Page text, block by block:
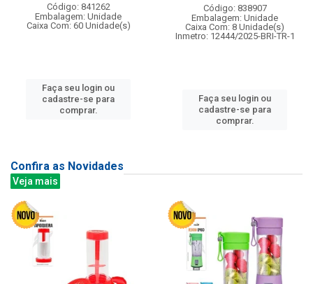
Código: 841262
Embalagem: Unidade
Caixa Com: 60 Unidade(s)
Faça seu login ou
cadastre-se para
comprar.
Código: 838907
Embalagem: Unidade
Caixa Com: 8 Unidade(s)
Inmetro: 12444/2025-BRI-TR-1
Faça seu login ou
cadastre-se para
comprar.
Confira as Novidades
Veja mais